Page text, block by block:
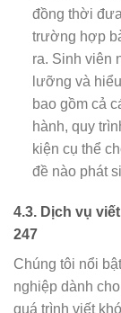
đồng thời
trường hợp
ra. Sinh viên
lưỡng và
bao gồm cả
hành, quy
kiện cụ thể
đề nào phát
4.3. Dịch vụ
247
Chúng tôi nổi
nghiệp dành
quá trình viết